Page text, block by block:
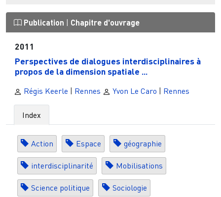
Publication Chapitre d'ouvrage
2011
Perspectives de dialogues interdisciplinaires à
propos de la dimension spatiale ...
Régis Keerle | Rennes Yvon Le Caro | Rennes
Index
Action Espace géographie
interdisciplinarité Mobilisations
Science politique Sociologie